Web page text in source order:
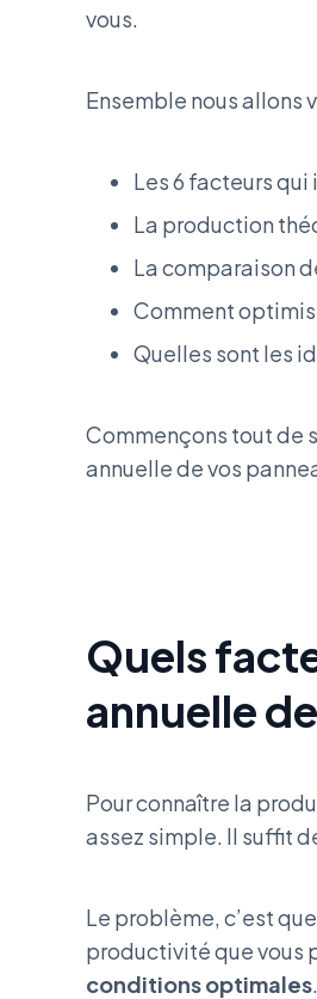
vous.
Ensemble nous allons
Les 6 facteurs
La production
La comparaison
Comment
Quelles sont les
Commençons tout de
annuelle de vos
Quels
annuelle
Pour connaître la
assez simple. Il suffit
Le problème, c’est
productivité que vous
conditions optimales.